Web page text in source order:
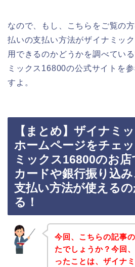
なので、もし、こちらをご覧の
払いの支払い方法がザイナミッ
用できるのかどうかを調べてい
ミックス16800の公式サイトを
すよ。
【まとめ】ザイナミ
ホームページをチェ
ミックス16800のお
カードや銀行振り込
支払い方法が使える
る！
今回、こちらの記事
たでしょうか？今回
ったことは、ザイナ